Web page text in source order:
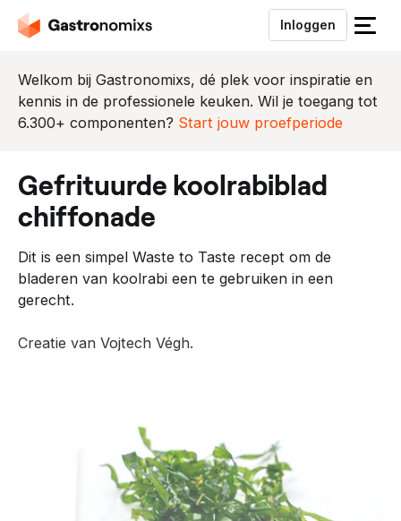
Inloggen
S
u
i
Welkom bij Gastronomixs, dé plek voor inspiratie en
kennis in de professionele keuken. Wil je toegang tot
6.300+ componenten? Start jouw proefperiode
gefrituurde koolrabiblad
chiffonade
Dit is een simpel Waste to Taste recept om de
bladeren van koolrabi een te gebruiken in een
gerecht.
Creatie van Vojtech Végh.